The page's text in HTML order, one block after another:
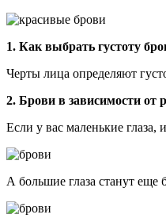
1. Как выбрать густоту
Черты лица определяют
2. Брови в зависимости от
Если у вас маленькие глаза,
А большие глаза станут еще